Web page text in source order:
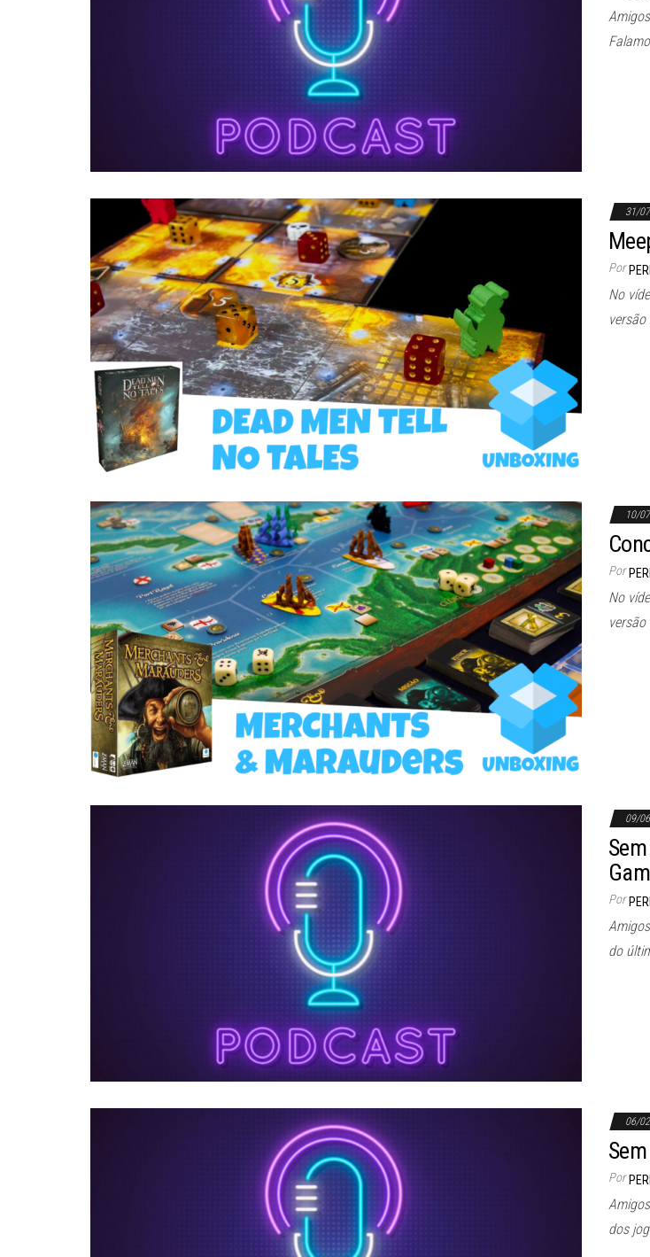
31/
Por
No
versão
10/
Por
No
09/
Por
do
06/
Por
dos